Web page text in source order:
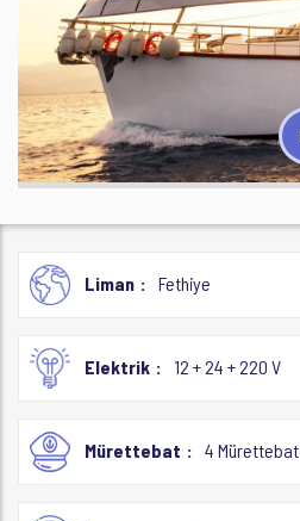
Liman Fethiye
Elektrik 12 + 24 + 220 V
Mürettebat 4 Mürettebat